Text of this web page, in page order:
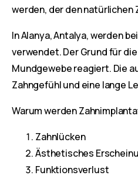
werden, der den natürlichen
In Alanya, Antalya, werden
verwendet. Der Grund für
Mundgewebe reagiert. Die
Zahngefühl und eine lange
Warum werden
Zahnlücken
Ästhetisches
Funktionsverlust